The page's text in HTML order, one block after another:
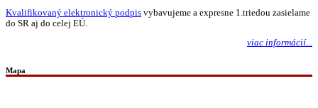
Kvalifikovaný elektronický podpis vybavujeme a expresne 1.triedou zasielame
do SR aj do celej EÚ.
viac informácií...
Mapa